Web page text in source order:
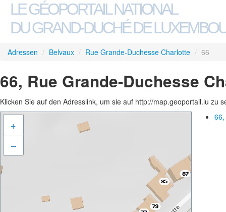
LE GÉOPORTAIL NATIONAL
DU GRAND-DUCHÉ DE
Adressen / Belvaux / Rue Grande-Duchesse Charlotte / 66
66, Rue Grande-Duchesse
Klicken Sie auf den Adresslink, um sie auf http://map.geoportail.lu zu
+
–